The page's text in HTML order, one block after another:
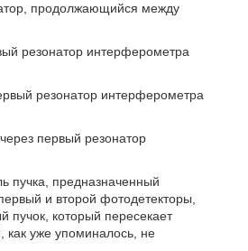
продолжающийся между
резонатор интерферометра
резонатор интерферометра
первый резонатор
пучка, предназначенный
и второй фотодетекторы,
пучок, который пересекает
уже упоминалось, не